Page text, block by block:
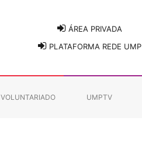
ÁREA PRIVADA
PLATAFORMA REDE UMP
VOLUNTARIADO UMPTV